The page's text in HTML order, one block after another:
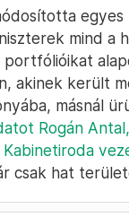
egyes
mind a
portfólióikat
akinek került
másnál
Rogán
csak hat